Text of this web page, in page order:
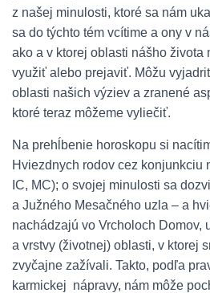
z našej minulosti, ktoré sa nám
sa do týchto tém vcítime a ony v
ako a v ktorej oblasti nášho života
využiť alebo prejaviť. Môžu
oblasti našich výziev a zranené
ktoré teraz môžeme vyliečiť.
Na prehĺbenie horoskopu si
Hviezdnych rodov cez konjunkciu
IC, MC); o svojej minulosti sa
a Južného Mesačného uzla – a
nachádzajú vo Vrcholoch Domov,
a vrstvy (životnej) oblasti, v ktorej
zvyčajne zažívali. Takto, podľa
karmickej nápravy, nám môže